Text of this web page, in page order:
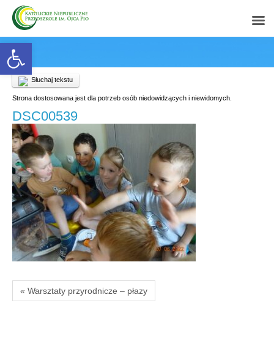
Open toolbar
Słuchaj tekstu
Strona dostosowana jest dla potrzeb osób niedowidzących i niewidomych.
DSC00539
« Warsztaty przyrodnicze – płazy